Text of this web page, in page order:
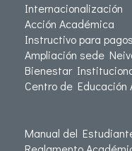
Internacionalización
Acción Académica
Instructivo para pagos
Ampliación sede
Bienestar
Centro de
Manual del